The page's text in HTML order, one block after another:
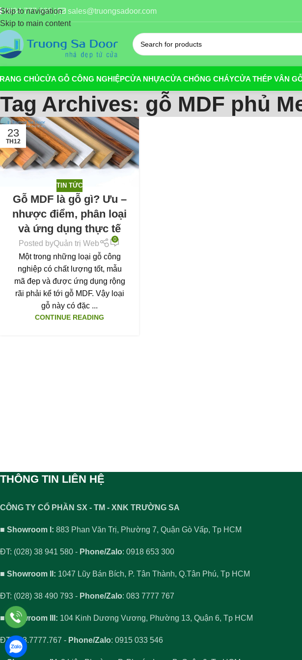
Skip to navigation
Skip to main content
0834 777 666 | sales@truongsadoor.com
CHỦCỬA GỖ CÔNG NGHIỆPCỬA NHỰACỬA CHỐNG CHÁYCỬA THÉP VÂN
Tag Archives: gỗ MDF phủ
23
TH12
TIN TỨC
Gỗ MDF là gỗ gì? Ưu –
nhược điểm, phân loại
và ứng dụng thực tế
Posted byQuản trị Web
0
Một trong những loại gỗ công
nghiệp có chất lượng tốt, mẫu
mã đẹp và được ứng dụng rộng
rãi phải kể tới gỗ MDF. Vậy loại
gỗ này có đặc ...
CONTINUE READING
THÔNG TIN LIÊN HỆ
CÔNG TY CỔ PHẦN SX - TM - XNK TRƯỜNG SA
■ Showroom I: 883 Phan Văn Trị, Phường 7, Quận Gò Vấp, Tp HCM
ĐT: (028) 38 941 580 - Phone/Zalo: 0918 653 300
■ Showroom II: 1047 Lũy Bán Bích, P. Tân Thành, Q.Tân Phú, Tp HCM
ĐT: (028) 38 490 793 - Phone/Zalo: 083 7777 767
■ Showroom III: 104 Kinh Dương Vương, Phường 13, Quận 6, Tp HCM
ĐT: 083.7777.767 - Phone/Zalo: 0915 033 546